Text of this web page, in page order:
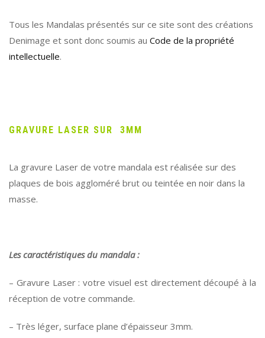
Tous les Mandalas présentés sur ce site sont des créations
Denimage et sont donc soumis au Code de la propriété
intellectuelle.
GRAVURE LASER SUR 3MM
La gravure Laser de votre mandala est réalisée sur des
plaques de bois aggloméré brut ou teintée en noir dans la
masse.
Les caractéristiques du mandala :
– Gravure Laser : votre visuel est directement découpé à la
réception de votre commande.
– Très léger, surface plane d’épaisseur 3mm.